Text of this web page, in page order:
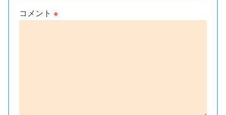
コメント ※